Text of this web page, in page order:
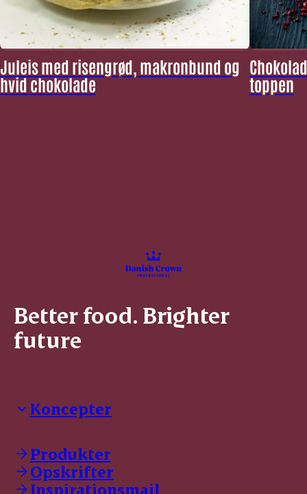
Juleis med risengrød, makronbund og
hvid chokolade
toppen
Better food. Brighter
future
Koncepter
Dyrbar
GØL
Tulip
Friland
Produkter
Opskrifter
Inspirationsmail